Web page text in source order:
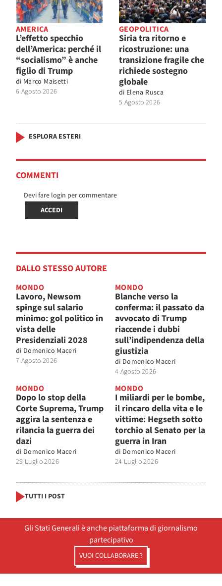
AMERICA
L’effetto specchio
dell’America: perché il
“socialismo” è anche
figlio di Trump
di Marco Maisetti
6 Agosto 2026
GEOPOLITICA
Siria tra ritorno e
ricostruzione: una
transizione fragile che
richiede sostegno
globale
di Elena Rusca
5 Agosto 2026
ESPLORA ESTERI
COMMENTI
Devi fare login per commentare
ACCEDI
DALLO STESSO AUTORE
MONDO
Lavoro, Newsom
spinge sul salario
minimo: gol politico in
vista delle
Presidenziali 2028
di Domenico Maceri
7 Agosto 2026
MONDO
Blanche verso la
conferma: il passato da
avvocato di Trump
riaccende i dubbi
sull’indipendenza della
giustizia
di Domenico Maceri
4 Agosto 2026
MONDO
Dopo lo stop della
Corte Suprema, Trump
aggira la sentenza e
rilancia la guerra dei
dazi
di Domenico Maceri
29 Luglio 2026
MONDO
I miliardi per le bombe,
il rincaro della vita e le
vittime: Hegseth sotto
torchio al Senato per la
guerra in Iran
di Domenico Maceri
24 Luglio 2026
TUTTI I POST
Gli Stati Generali è anche piattaforma di giornalismo
partecipativo
VUOI COLLABORARE ?